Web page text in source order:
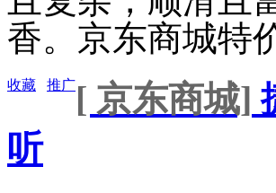
香。京东商城特
收藏 推广[ 京东商城]
听